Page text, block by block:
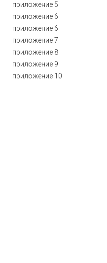
приложение 5
приложение 6
приложение 6
приложение 7
приложение 8
приложение 9
приложение 10